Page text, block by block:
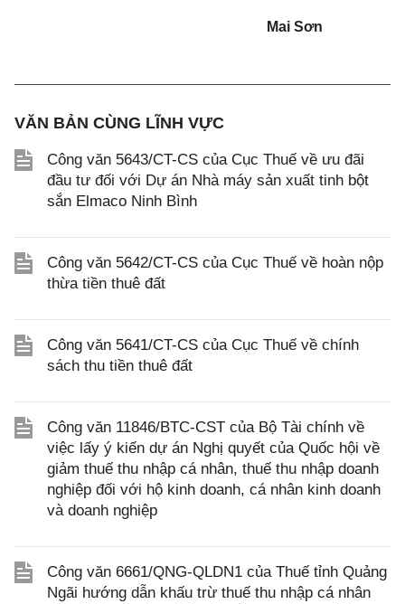
Mai Sơn
VĂN BẢN CÙNG LĨNH VỰC
Công văn 5643/CT-CS của Cục Thuế về ưu đãi
đầu tư đối với Dự án Nhà máy sản xuất tinh bột
sắn Elmaco Ninh Bình
Công văn 5642/CT-CS của Cục Thuế về hoàn nộp
thừa tiền thuê đất
Công văn 5641/CT-CS của Cục Thuế về chính
sách thu tiền thuê đất
Công văn 11846/BTC-CST của Bộ Tài chính về
việc lấy ý kiến dự án Nghị quyết của Quốc hội về
giảm thuế thu nhập cá nhân, thuế thu nhập doanh
nghiệp đối với hộ kinh doanh, cá nhân kinh doanh
và doanh nghiệp
Công văn 6661/QNG-QLDN1 của Thuế tỉnh Quảng
Ngãi hướng dẫn khấu trừ thuế thu nhập cá nhân